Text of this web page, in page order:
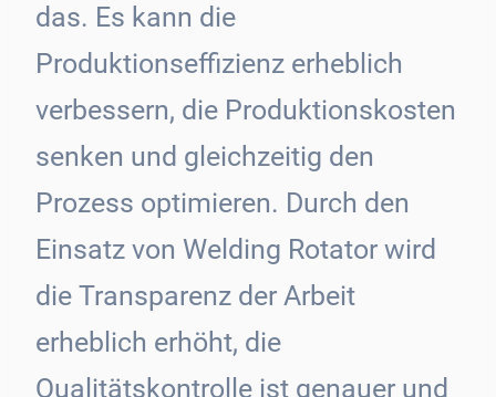
das. Es kann die
Produktionseffizienz erheblich
verbessern, die Produktionskosten
senken und gleichzeitig den
Prozess optimieren. Durch den
Einsatz von Welding Rotator wird
die Transparenz der Arbeit
erheblich erhöht, die
Qualitätskontrolle ist genauer und